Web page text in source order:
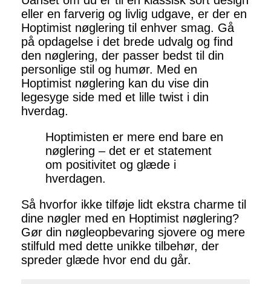
eller en farverig og livlig udgave, er der en
Hoptimist nøglering til enhver smag. Gå
på opdagelse i det brede udvalg og find
den nøglering, der passer bedst til din
personlige stil og humør. Med en
Hoptimist nøglering kan du vise din
legesyge side med et lille twist i din
hverdag.
Hoptimisten er mere end bare en
nøglering – det er et statement
om positivitet og glæde i
hverdagen.
Så hvorfor ikke tilføje lidt ekstra charme til
dine nøgler med en Hoptimist nøglering?
Gør din nøgleopbevaring sjovere og mere
stilfuld med dette unikke tilbehør, der
spreder glæde hvor end du går.